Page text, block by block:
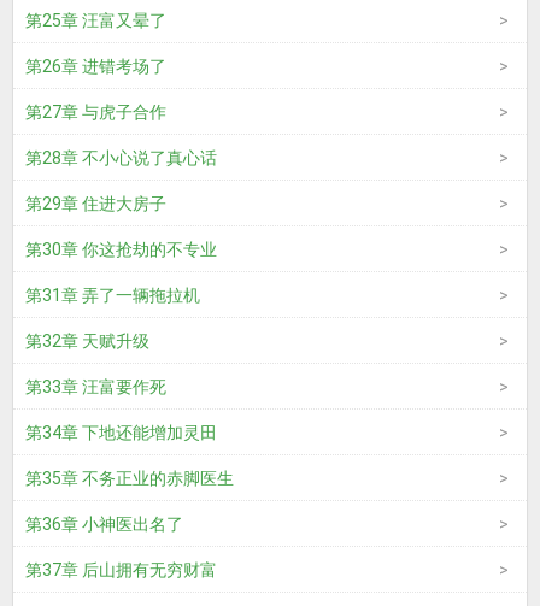
第25章 汪富又晕了
第26章 进错考场了
第27章 与虎子合作
第28章 不小心说了真心话
第29章 住进大房子
第30章 你这抢劫的不专业
第31章 弄了一辆拖拉机
第32章 天赋升级
第33章 汪富要作死
第34章 下地还能增加灵田
第35章 不务正业的赤脚医生
第36章 小神医出名了
第37章 后山拥有无穷财富